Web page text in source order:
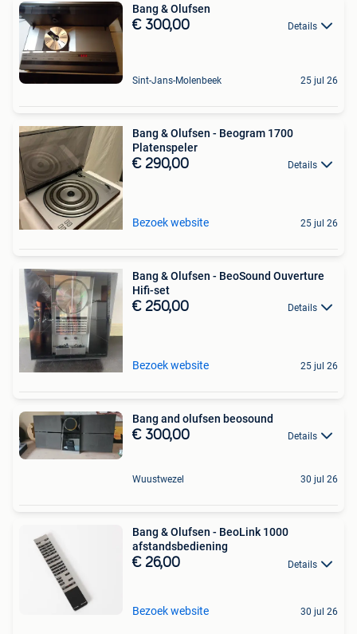
Bang & Olufsen
€ 300,00 Details
Sint-Jans-Molenbeek 25 jul 26
Bang & Olufsen - Beogram 1700
Platenspeler
€ 290,00 Details
Bezoek website 25 jul 26
Bang & Olufsen - BeoSound Ouverture
Hifi-set
€ 250,00 Details
Bezoek website 25 jul 26
Bang and olufsen beosound
€ 300,00 Details
Wuustwezel 30 jul 26
Bang & Olufsen - BeoLink 1000
afstandsbediening
€ 26,00 Details
Bezoek website 30 jul 26